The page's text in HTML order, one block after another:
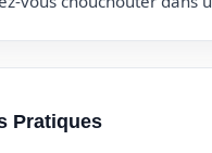
Pratiques